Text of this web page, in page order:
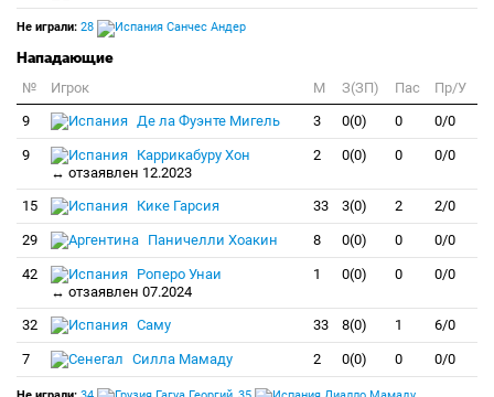
Не играли: 28 Санчес Андер
Нападающие
№ Игрок M З(ЗП) Пас
Пр/У
9
Де ла Фуэнте Мигель 3 0(0) 0 0/0
9
Каррикабуру Хон
↔ отзаявлен 12.2023
2 0(0) 0 0/0
15 Кике Гарсия 33 3(0) 2 2/0
29 Паничелли Хоакин 8 0(0) 0 0/0
42
Роперо Унаи
↔ отзаявлен 07.2024
1 0(0) 0 0/0
32 Саму 33 8(0) 1 6/0
7 Силла Мамаду 2 0(0) 0 0/0